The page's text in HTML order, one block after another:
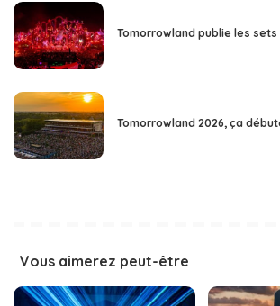
Tomorrowland publie les
Tomorrowland 2026, ça
Vous aimerez peut-être